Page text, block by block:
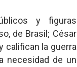
y figuras
de Brasil; César
califican la guerra
necesidad de un